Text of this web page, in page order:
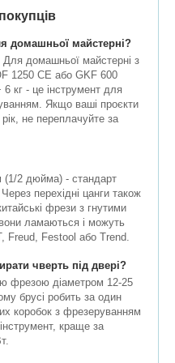
домашньої майстерні?
домашньої майстерні з
1250 CE або GKF 600
кг - це інструмент для
Якщо ваші проєкти
не переплачуйте за
(1/2 дюйма) - стандарт
перехідні цанги також
фрези з гнутими
ламаються і можуть
Freud, Festool або Trend.
чверть під двері?
фрезою діаметром 12-25
брусі робить за один
коробок з фрезеруванням
краще за